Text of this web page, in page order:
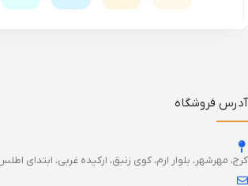
آدرس فروشگاه
کرج، مهرشهر، بلوار ارم، کوی زنبق، ارکیده غربی، ابتدای اطلس 2، دفتر فنی